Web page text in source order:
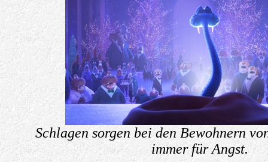
Schlagen sorgen bei den Bewohnern
immer für Angst.